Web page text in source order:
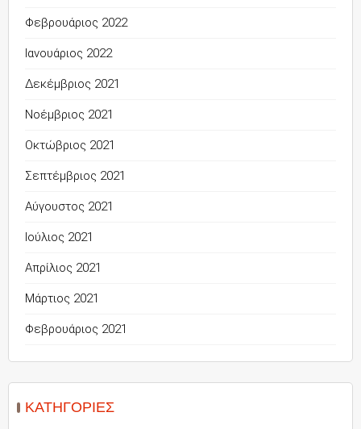
Φεβρουάριος 2022
Ιανουάριος 2022
Δεκέμβριος 2021
Νοέμβριος 2021
Οκτώβριος 2021
Σεπτέμβριος 2021
Αύγουστος 2021
Ιούλιος 2021
Απρίλιος 2021
Μάρτιος 2021
Φεβρουάριος 2021
KΑΤΗΓΟΡΊΕΣ